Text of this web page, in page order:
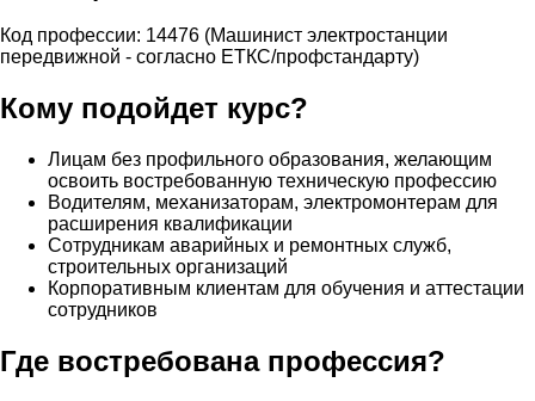
Код профессии: 14476 (Машинист электростанции
передвижной - согласно ЕТКС/профстандарту)
Кому подойдет курс?
Лицам без профильного образования, желающим
освоить востребованную техническую профессию
Водителям, механизаторам, электромонтерам для
расширения квалификации
Сотрудникам аварийных и ремонтных служб,
строительных организаций
Корпоративным клиентам для обучения и аттестации
сотрудников
Где востребована профессия?